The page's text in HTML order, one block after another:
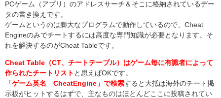
PCゲーム（アプリ）のアドレスサーチ＆そこに格納されているデー
タの書き換えです。
ゲームというのは膨大なプログラムで動作しているので、Cheat
Engineのみでチートするには高度な専門知識が必要となります。そ
れを解決するのがCheat Tableです。
Cheat Table（CT、チートテーブル）はゲーム毎に有識者によって
作られたチートリスト と思えばOKです。
「ゲーム英名 CheatEngine」で検索すると大抵は海外のチート掲
示板がヒットするはずで、主なものはほとんどここに投稿されてい